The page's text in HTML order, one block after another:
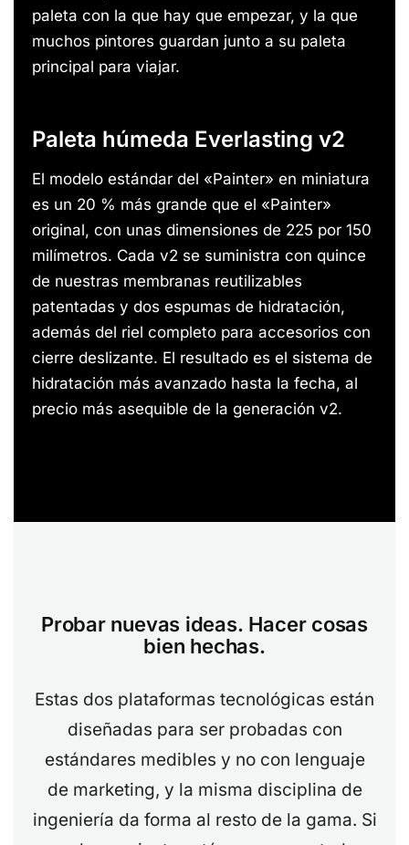
paleta con la que hay que empezar, y la que
muchos pintores guardan junto a su paleta
principal para viajar.
Paleta húmeda Everlasting v2
El modelo estándar del «Painter» en miniatura
es un 20 % más grande que el «Painter»
original, con unas dimensiones de 225 por 150
milímetros. Cada v2 se suministra con quince
de nuestras membranas reutilizables
patentadas y dos espumas de hidratación,
además del riel completo para accesorios con
cierre deslizante. El resultado es el sistema de
hidratación más avanzado hasta la fecha, al
precio más asequible de la generación v2.
Probar nuevas ideas. Hacer cosas
bien hechas.
Estas dos plataformas tecnológicas están
diseñadas para ser probadas con
estándares medibles y no con lenguaje
de marketing, y la misma disciplina de
ingeniería da forma al resto de la gama. Si